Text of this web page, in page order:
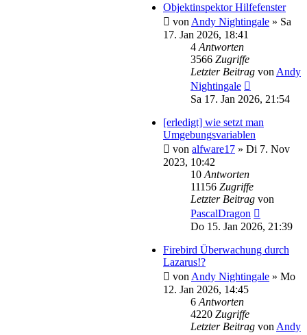
Objektinspektor Hilfefenster
von Andy Nightingale » Sa
17. Jan 2026, 18:41
4 Antworten
3566 Zugriffe
Letzter Beitrag von Andy
Nightingale
Sa 17. Jan 2026, 21:54
[erledigt] wie setzt man
Umgebungsvariablen
von alfware17 » Di 7. Nov
2023, 10:42
10 Antworten
11156 Zugriffe
Letzter Beitrag von
PascalDragon
Do 15. Jan 2026, 21:39
Firebird Überwachung durch
Lazarus!?
von Andy Nightingale » Mo
12. Jan 2026, 14:45
6 Antworten
4220 Zugriffe
Letzter Beitrag von Andy